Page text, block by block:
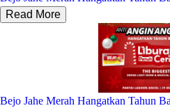
Read More
Bejo Jahe Merah Hangatkan Tahun